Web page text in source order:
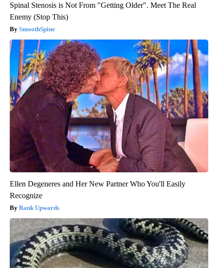
Spinal Stenosis is Not From "Getting Older". Meet The Real
Enemy (Stop This)
SmoothSpine
Ellen Degeneres and Her New Partner Who You'll Easily
Recognize
Rank Upwards